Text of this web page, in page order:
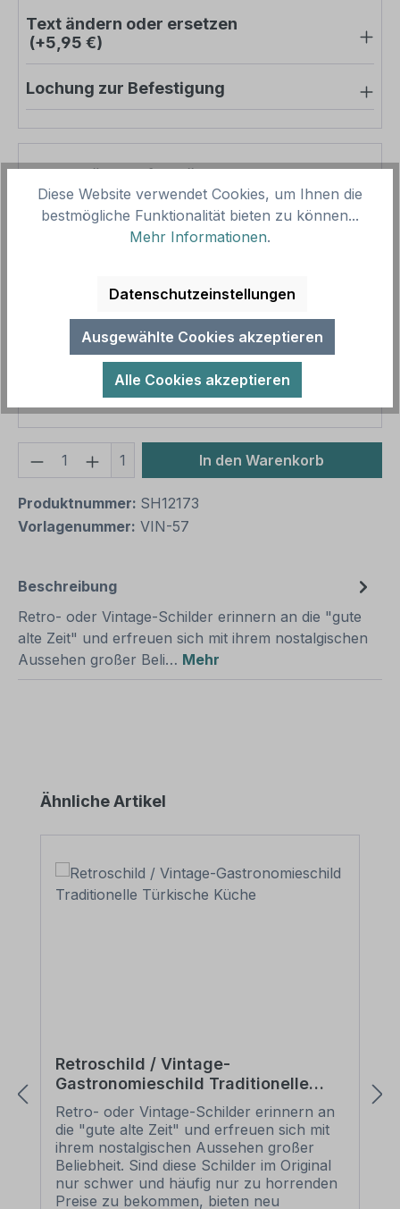
Text ändern oder ersetzen
(+5,95 €)
Lochung zur Befestigung
Pro-Stück-Aufschläge
Produktpreis
12,50 €
Zwischensumme
Zusammenfassung
Gesamtpreis
12,50 €
Preise inkl. MwSt. zzgl. Versandkosten
Aufgrund von Neuberechnungen im Warenkorb sind
abweichende Endpreise möglich.
Produkt Anzahl: Gib den
1 In den Warenkorb
Produktnummer: SH12173
Vorlagenummer: VIN-57
Beschreibung
Retro- oder Vintage-Schilder erinnern an die "gute
alte Zeit" und erfreuen sich mit ihrem nostalgischen
Aussehen großer Beli… Mehr
Produktgalerie überspringen
Ähnliche Artikel
Retroschild / Vintage-
Gastronomieschild Traditionelle
Türkische Küche
Retro- oder Vintage-Schilder erinnern an
die "gute alte Zeit" und erfreuen sich mit
ihrem nostalgischen Aussehen großer
Beliebheit. Sind diese Schilder im Original
nur schwer und häufig nur zu horrenden
Preise zu bekommen, bieten neu
Diese Website verwendet Cookies, um Ihnen die
bestmögliche Funktionalität bieten zu können...
Mehr Informationen.
Datenschutzeinstellungen
Ausgewählte Cookies akzeptieren
Alle Cookies akzeptieren